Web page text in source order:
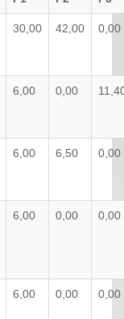
30,00 42,00 0,00
6,00 0,00
6,00 6,50 0,00
6,00 0,00 0,00
6,00 0,00 0,00